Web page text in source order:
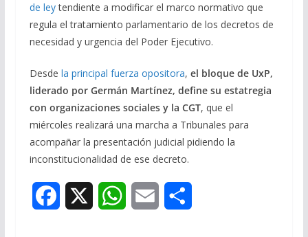
de leytendiente a modificar el marco normativo que
regula el tratamiento parlamentario de los decretos de
necesidad y urgencia del Poder Ejecutivo.
Desde la principal fuerza opositora, el bloque de UxP,
liderado por Germán Martínez, define su estatregia
con organizaciones sociales y la CGT, que el
miércoles realizará una marcha a Tribunales para
acompañar la presentación judicial pidiendo la
inconstitucionalidad de ese decreto.
W